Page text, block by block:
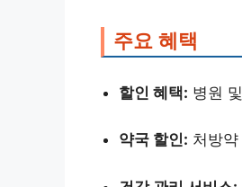
주요 혜택
할인 혜택: 병원
약국 할인: 처방